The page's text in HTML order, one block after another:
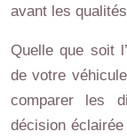
avant les
Quelle que soit
de votre
comparer les
décision